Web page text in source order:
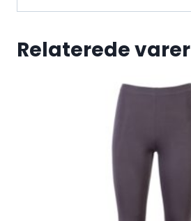
Relaterede varer